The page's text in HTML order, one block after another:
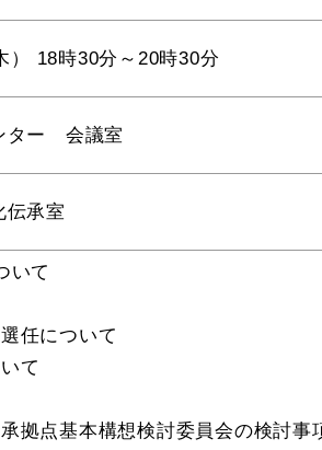
防災・消防
） 18時30分～20時30分
ター 会議室
伝承室
いて
任について
て
拠点基本構想検討委員会の検討事